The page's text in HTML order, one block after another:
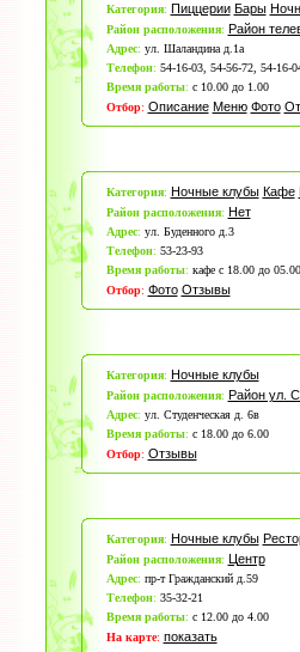
Категория: Пиццерии Бары
Район расположения: Район
Адрес: ул. Шаландина д.1а
Телефон: 54-16-03, 54-56-72, 54-16-
Время работы: с 10.00 до 1.00
Отбор: Описание Меню Фото
Категория: Ночные клубы Кафе
Район расположения: Нет
Адрес: ул. Буденного д.3
Телефон: 53-23-93
Время работы: кафе с 18.00 до
Отбор: Фото Отзывы
Категория: Ночные клубы
Район расположения: Район ул.
Адрес: ул. Студенческая д. 6в
Время работы: с 18.00 до 6.00
Отбор: Отзывы
Категория: Ночные клубы
Район расположения: Центр
Адрес: пр-т Гражданский д.59
Телефон: 35-32-21
Время работы: с 12.00 до 4.00
На карте: показать